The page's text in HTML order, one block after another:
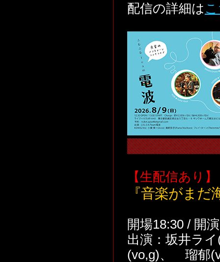
配信の詳細は
【生配信あり】
『音楽がま
開場18:30 / 開
出演：坂井ラ
(vo,g)、 瑠郁